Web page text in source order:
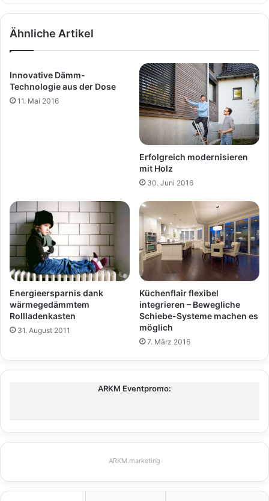
Ähnliche Artikel
Innovative Dämm-
Technologie aus der Dose
11. Mai 2016
Erfolgreich modernisieren
mit Holz
30. Juni 2016
Energieersparnis dank
wärmegedämmtem
Rollladenkasten
31. August 2011
Küchenflair flexibel
integrieren – Bewegliche
Schiebe-Systeme machen es
möglich
7. März 2016
ARKM Eventpromo:
ARKM.marketing